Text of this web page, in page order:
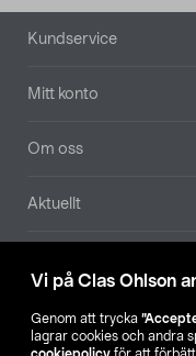
Vi på Clas Ohlson
Genom att trycka
lagrar cookies och andra
Sidfot
Kundservice
Mitt konto
Om oss
Aktuellt